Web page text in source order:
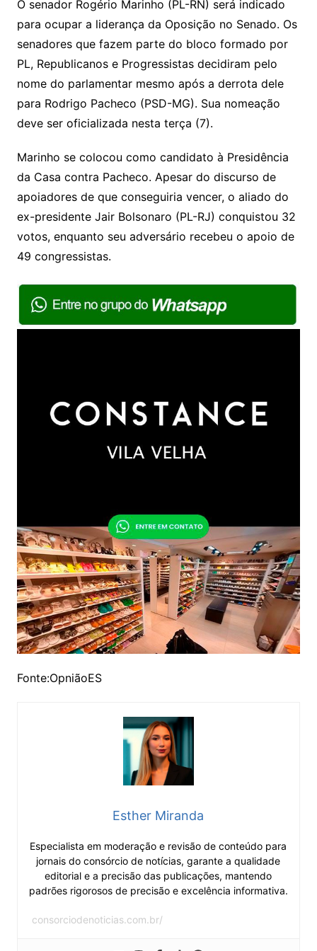
s
A
p
p
e
b
o
o
k
er y
Li
n
k
O senador Rogério Marinho (PL-RN) será indicado
para ocupar a liderança da Oposição no Senado. Os
senadores que fazem parte do bloco formado por
PL, Republicanos e Progressistas decidiram pelo
nome do parlamentar mesmo após a derrota dele
para Rodrigo Pacheco (PSD-MG). Sua nomeação
deve ser oficializada nesta terça (7).
Marinho se colocou como candidato à Presidência
da Casa contra Pacheco. Apesar do discurso de
apoiadores de que conseguiria vencer, o aliado do
ex-presidente Jair Bolsonaro (PL-RJ) conquistou 32
votos, enquanto seu adversário recebeu o apoio de
49 congressistas.
Fonte:OpniãoES
Esther Miranda
Especialista em moderação e revisão de conteúdo para
jornais do consórcio de notícias, garante a qualidade
editorial e a precisão das publicações, mantendo
padrões rigorosos de precisão e excelência informativa.
consorciodenoticias.com.br/